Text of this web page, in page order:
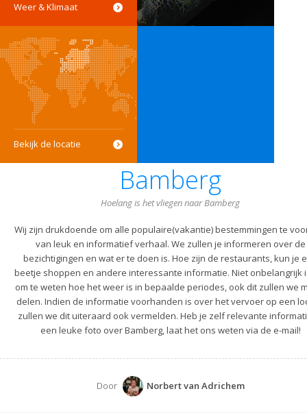
Weer & Klimaat
Bekijk de locatie
Bamberg
Hoelang is het vliegen naar Bamberg
Wij zijn drukdoende om alle populaire(vakantie) bestemmingen te
van leuk en informatief verhaal. We zullen je informeren over de
bezichtigingen en wat er te doen is. Hoe zijn de restaurants, kun je
beetje shoppen en andere interessante informatie. Niet onbelangrijk
om te weten hoe het weer is in bepaalde periodes, ook dit zullen we
delen. Indien de informatie voorhanden is over het vervoer op een
zullen we dit uiteraard ook vermelden. Heb je zelf relevante
een leuke foto over Bamberg, laat het ons weten via de e-mail!
Door Norbert van Adrichem